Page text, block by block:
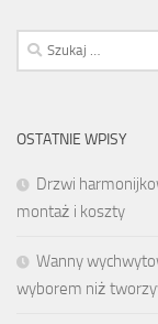
Szukaj:
OSTATNIE WPISY
Drzwi
montaż i koszty
Wanny
wyborem niż